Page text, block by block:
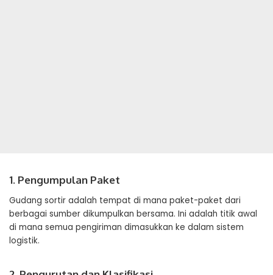
1. Pengumpulan Paket
Gudang sortir adalah tempat di mana paket-paket dari
berbagai sumber dikumpulkan bersama. Ini adalah titik awal
di mana semua pengiriman dimasukkan ke dalam sistem
logistik.